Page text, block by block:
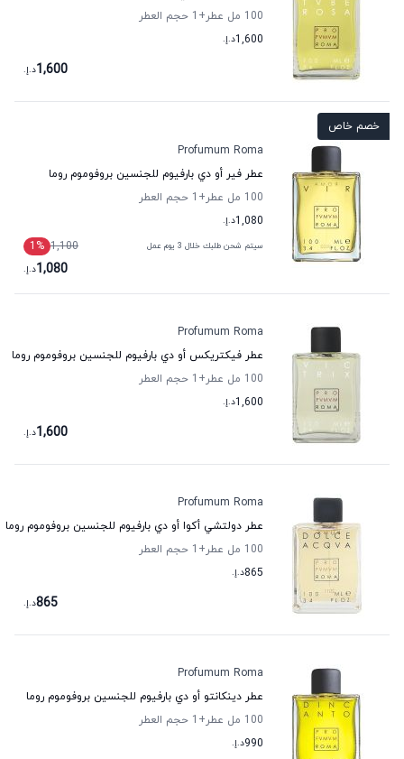
100 مل عطر +1
حجم العطر
1,600د.إ.
1,600د.إ.
خصم خاص
Profumum Roma
عطر فير أو دي بارفيوم للجنسين بروفوموم روما
100 مل عطر
+1
حجم العطر
1,080د.إ.
سيتم شحن طلبك خلال 3 يوم عمل 1,100
1 %
1,080د.إ.
Profumum Roma
عطر فيكتريكس أو دي بارفيوم للجنسين بروفوموم روما
100 مل عطر
+1
حجم العطر
1,600د.إ.
1,600د.إ.
Profumum Roma
عطر دولتشي أكوا أو دي بارفيوم للجنسين بروفوموم روما
100 مل عطر
+1
حجم العطر
865د.إ.
865د.إ.
Profumum Roma
عطر دينكانتو أو دي بارفيوم للجنسين بروفوموم روما
100 مل عطر
+1
حجم العطر
990د.إ.